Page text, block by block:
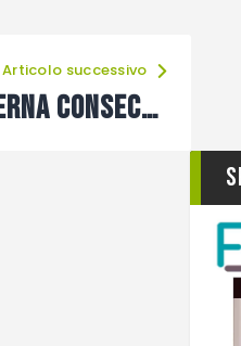
Articolo successivo
Seconda vittoria esterna consecutiva per la Nuova Edera